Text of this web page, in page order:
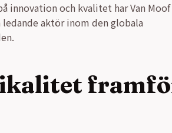
innovation och kvalitet har Van Moof
aktör inom den globala